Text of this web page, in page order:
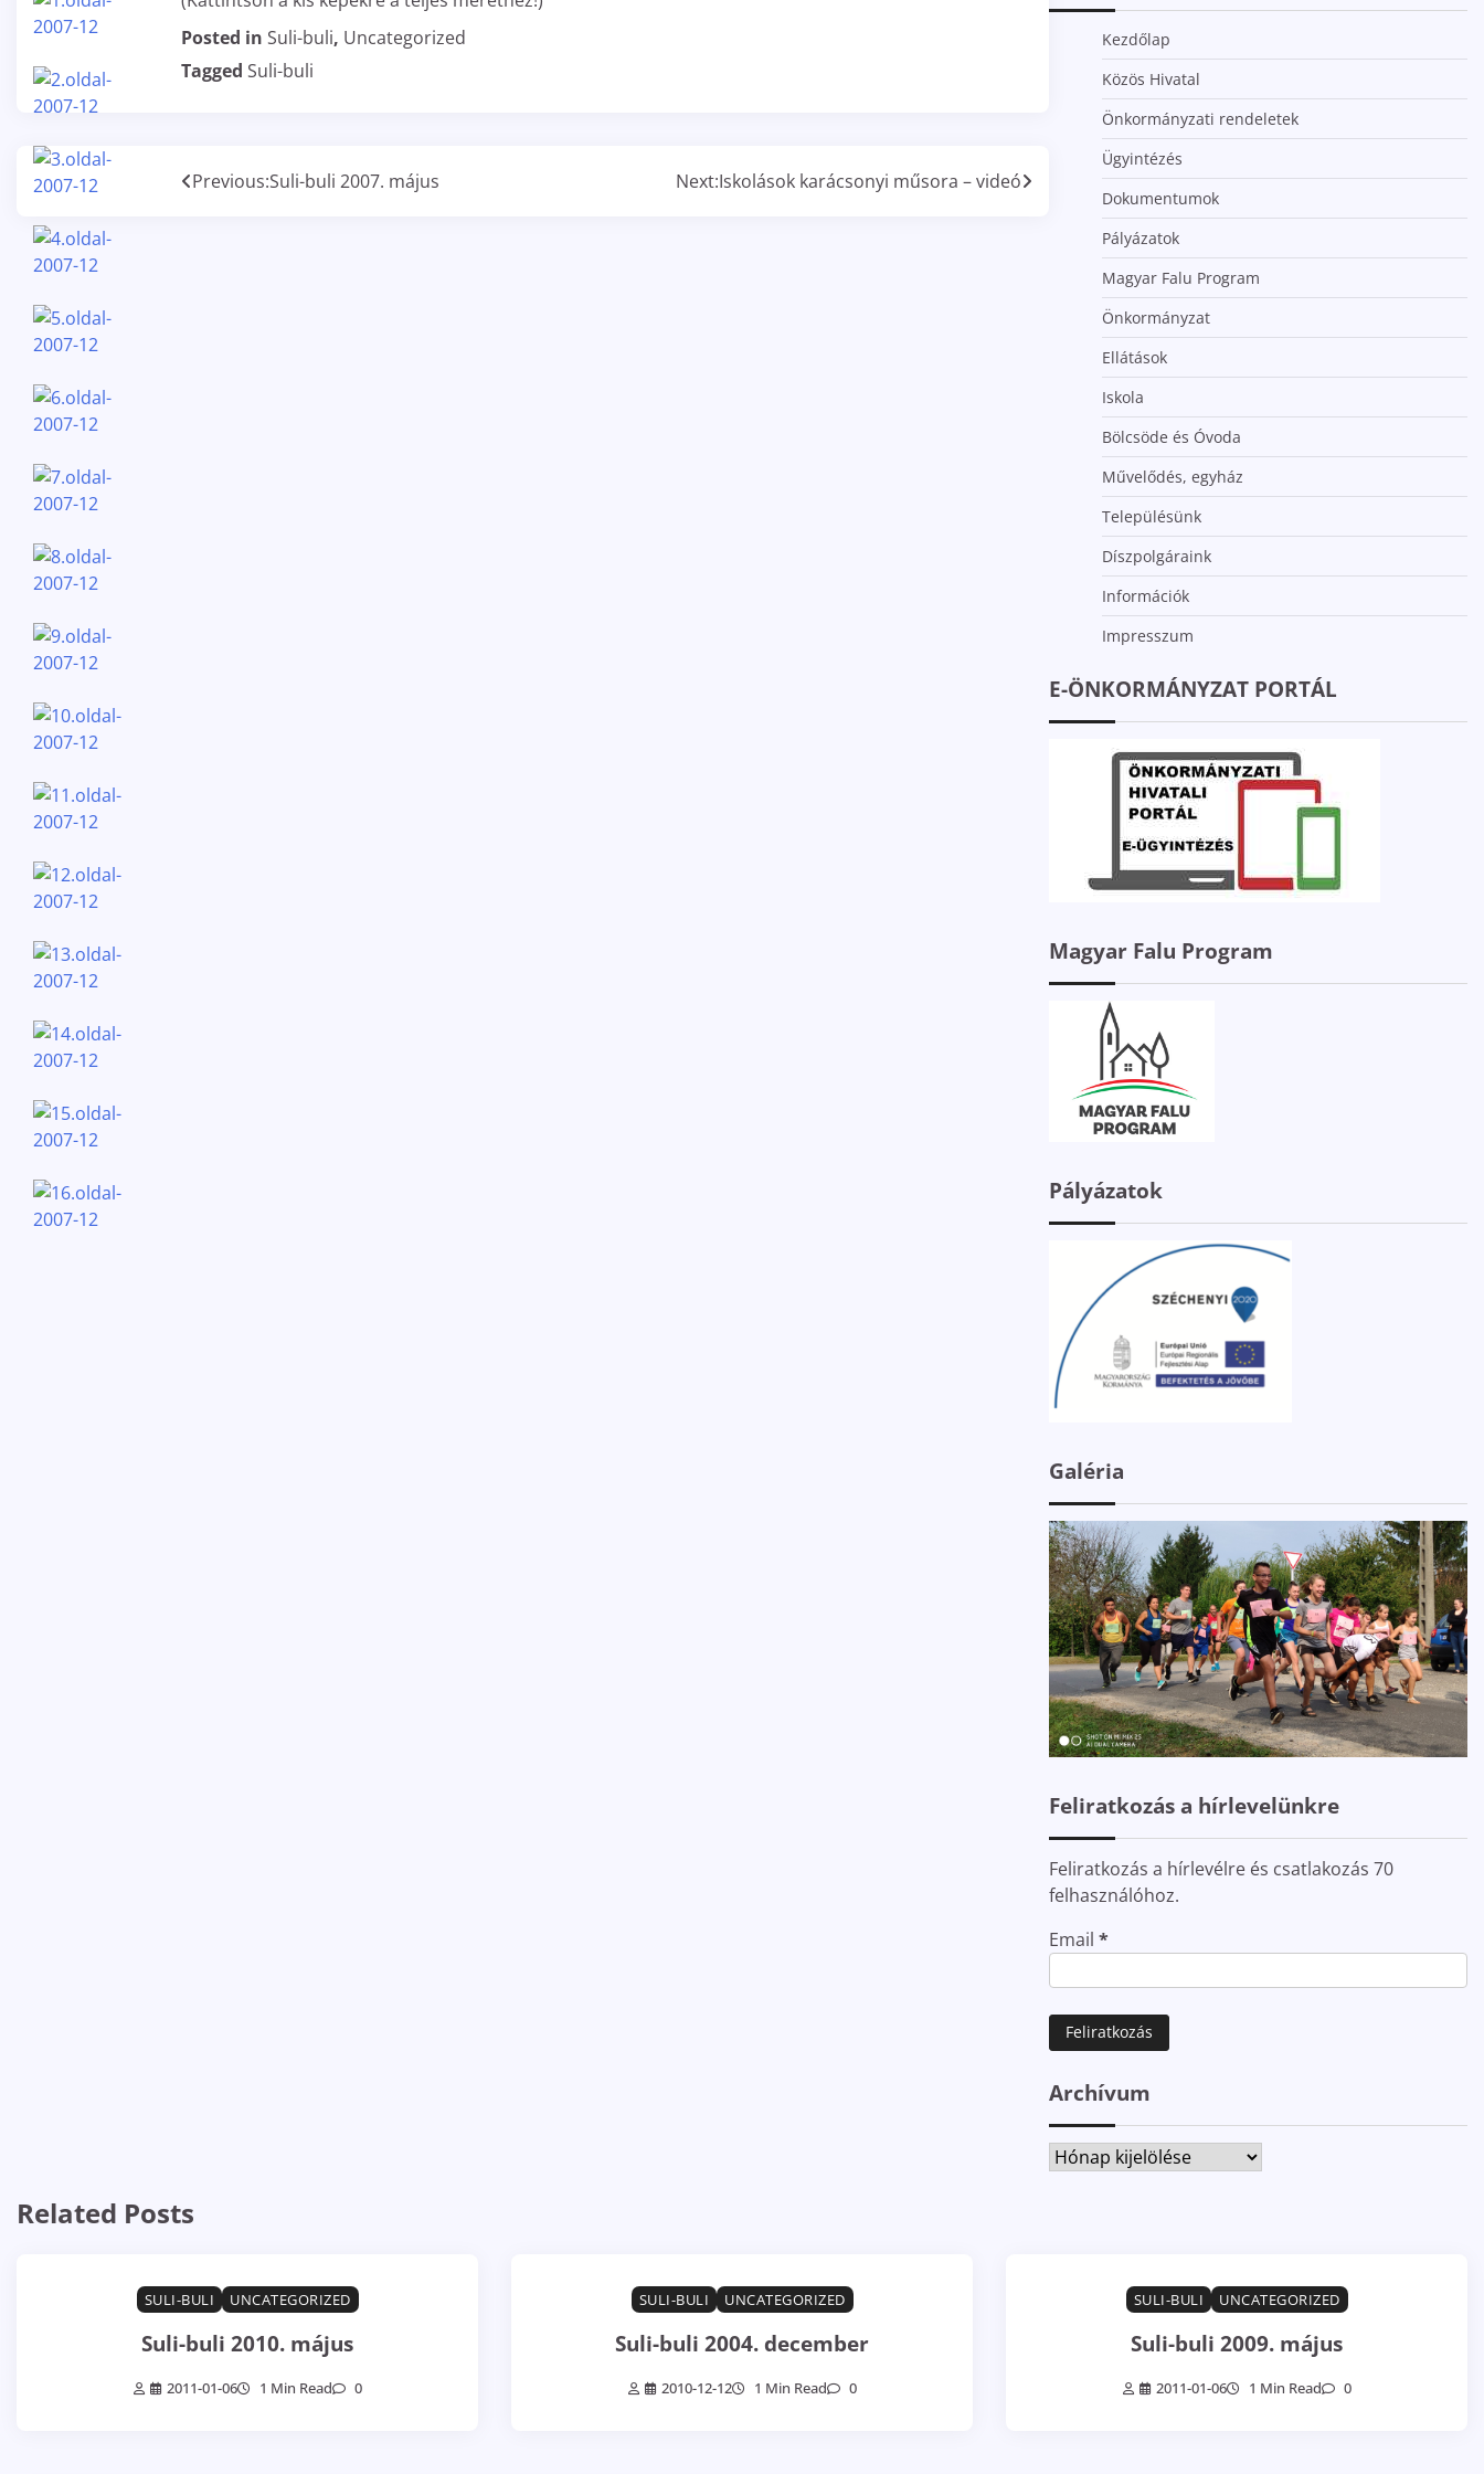
Posted in Suli-buli, Uncategorized
Tagged Suli-buli
Bejegyzés
navigáció
Previous:Suli-buli 2007. május Next:Iskolások karácsonyi műsora – videó
Kezdőlap
Közös Hivatal
Önkormányzati rendeletek
Ügyintézés
Dokumentumok
Pályázatok
Magyar Falu Program
Önkormányzat
Ellátások
Iskola
Bölcsöde és Óvoda
Művelődés, egyház
Településünk
Díszpolgáraink
Információk
Impresszum
E-ÖNKORMÁNYZAT PORTÁL
Magyar Falu Program
Pályázatok
Galéria
Feliratkozás a hírlevelünkre
Feliratkozás a hírlevélre és csatlakozás 70
felhasználóhoz.
Email *
Archívum
Archívum
Related Posts
SULI-BULI UNCATEGORIZED
Suli-buli 2010. május
2011-01-06 1 Min Read 0
SULI-BULI UNCATEGORIZED
Suli-buli 2004. december
2010-12-12 1 Min Read 0
SULI-BULI UNCATEGORIZED
Suli-buli 2009. május
2011-01-06 1 Min Read 0